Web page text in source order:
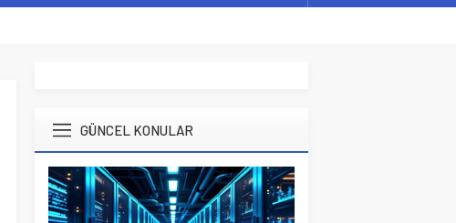
GÜNCEL KONULAR